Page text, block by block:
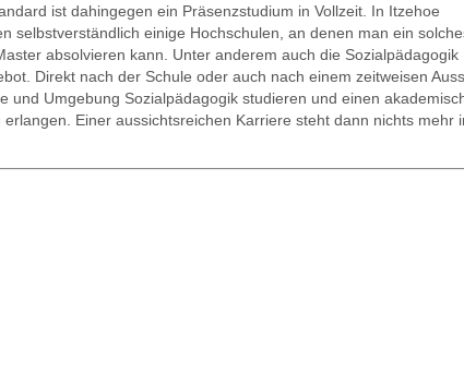
ist dahingegen ein Präsenzstudium in Vollzeit. In Itzehoe
selbstverständlich einige Hochschulen, an denen man ein
absolvieren kann. Unter anderem auch die Sozialpädagogik
Direkt nach der Schule oder auch nach einem zeitweisen
und Umgebung Sozialpädagogik studieren und einen
Einer aussichtsreichen Karriere steht dann nichts mehr